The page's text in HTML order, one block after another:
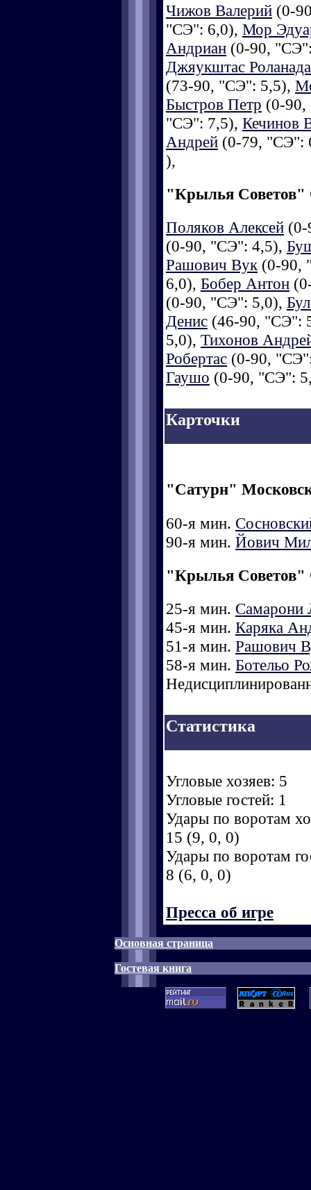
Чижов Валерий (0-
"СЭ": 6,0), Мор
Андриан (0-90,
Джяукштас
(73-90, "СЭ": 5,5),
Быстров Петр (0-
"СЭ": 7,5), Кечинов
Андрей (0-79, "СЭ":
),
"Крылья Советов"
Поляков Алексей
(0-90, "СЭ": 4,5),
Рашович Вук (0-90,
6,0), Бобер Антон
(0-90, "СЭ": 5,0),
Денис (46-90, "СЭ":
5,0), Тихонов
Робертас (0-90,
Гаушо (0-90, "СЭ":
Карточки
"Сатурн"
60-я мин.
90-я мин. Йович
"Крылья Советов"
25-я мин. Самарони
45-я мин. Каряка
51-я мин. Рашович
58-я мин. Ботельо
Статистика
Угловые хозяев: 5
Угловые гостей: 1
Удары по воротам
15 (9, 0, 0)
Удары по воротам
8 (6, 0, 0)
Пресса об игре
Основная страница
Гостевая книга